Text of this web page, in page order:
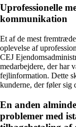
Uprofessionelle
kommunikation
Et af de mest
oplevelse af
CEJ
medarbejdere, der har
fejlinformation. Dette
kunderne, der føler sig
En anden
problemer med